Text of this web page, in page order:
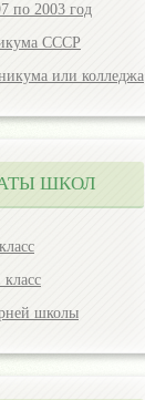
по 2003 год
СССР
или колледжа
ШКОЛ
класс
школы